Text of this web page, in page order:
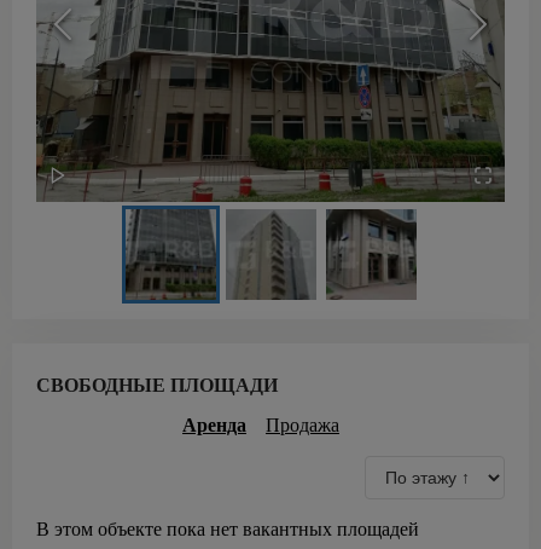
СВОБОДНЫЕ ПЛОЩАДИ
Аренда
Продажа
В этом объекте пока нет вакантных площадей